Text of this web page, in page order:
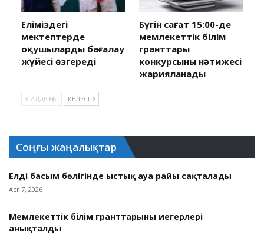
Еліміздегі
мектептерде
оқушыларды бағалау
жүйесі өзгереді
Бүгін сағат 15:00-де
мемлекеттік білім
гранттары
конкурсының нәтижесі
жарияланады
АЛДЫҢҒЫ КЕЛЕСІ
Соңғы жаңалықтар
Елдің басым бөлігінде ыстық ауа райы сақталады
Авг 7, 2026
Мемлекеттік білім гранттарының иегерлері
анықталды